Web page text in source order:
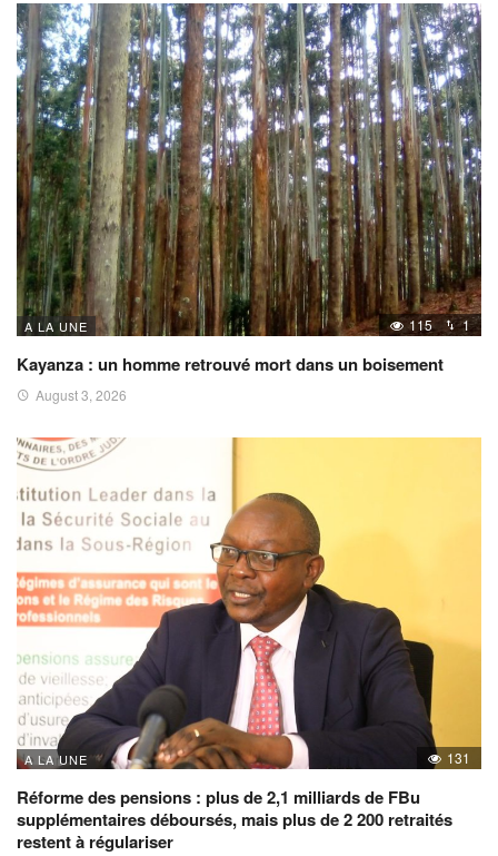
A LA UNE 115 1
Kayanza : un homme retrouvé mort dans un boisement
August 3, 2026
A LA UNE 131
Réforme des pensions : plus de 2,1 milliards de FBu
supplémentaires déboursés, mais plus de 2 200 retraités
restent à régulariser